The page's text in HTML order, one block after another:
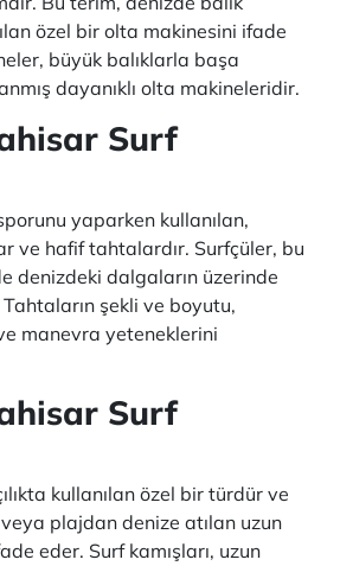
özel bir olta makinesini ifade
büyük balıklarla başa
dayanıklı olta makineleridir.
Surf
yaparken kullanılan,
ve hafif tahtalardır. Surfçüler, bu
denizdeki dalgaların üzerinde
şekli ve boyutu,
manevra yeteneklerini
Surf
kullanılan özel bir türdür ve
veya plajdan denize atılan uzun
eder. Surf kamışları, uzun